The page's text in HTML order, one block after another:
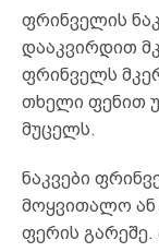
ფრინველის
დააკვირდით
ფრინველს
თხელი ფენით
მუცელს.
ნაკვები
მოყვითალო
ფერის